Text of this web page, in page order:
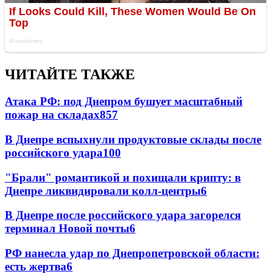
ЧИТАЙТЕ ТАКЖЕ
Атака РФ: под Днепром бушует масштабный
пожар на складах857
В Днепре вспыхнули продуктовые склады после
российского удара100
"Брали" романтикой и похищали крипту: в
Днепре ликвидировали колл-центры6
В Днепре после российского удара загорелся
терминал Новой почты6
РФ нанесла удар по Днепропетровской области:
есть жертва6